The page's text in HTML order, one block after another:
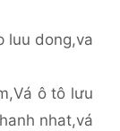
luu dong,va
,Vá ô tô lưu
nhat,vá